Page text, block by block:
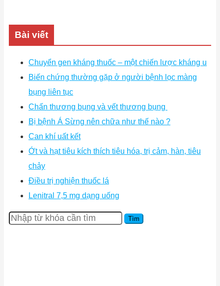
Bài viết
Chuyển gen kháng thuốc – một chiến lược kháng u
Biến chứng thường gặp ở người bệnh lọc màng
bụng liên tục
Chấn thương bụng và vết thương bụng
Bị bệnh Á Sừng nên chữa như thế nào ?
Can khí uất kết
Ớt và hạt tiêu kích thích tiêu hóa, trị cảm, hàn, tiêu
chảy
Điều trị nghiện thuốc lá
Lenitral 7,5 mg dạng uống